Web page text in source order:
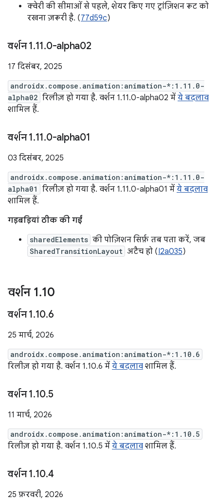
क्वेरी की सीमाओं से पहले, शेयर किए गए ट्रांज़िशन रूट को
रखना ज़रूरी है. (77d59c)
वर्शन 1.11.0-alpha02
17 दिसंबर, 2025
androidx.compose.animation:animation-*:1.11.0-
alpha02 रिलीज़ हो गया है. वर्शन 1.11.0-alpha02 में ये बदलाव
शामिल हैं.
वर्शन 1.11.0-alpha01
03 दिसंबर, 2025
androidx.compose.animation:animation-*:1.11.0-
alpha01
रिलीज़ हो गया है. वर्शन 1.11.0-alpha01 में ये बदलाव
शामिल हैं.
गड़बड़ियां ठीक की गईं
sharedElements की पोज़िशन सिर्फ़ तब पता करें, जब
SharedTransitionLayout अटैच हो (I2a035)
वर्शन 1.10
वर्शन 1.10.6
25 मार्च, 2026
androidx.compose.animation:animation-*:1.10.6
रिलीज़ हो गया है. वर्शन 1.10.6 में ये बदलाव शामिल हैं.
वर्शन 1.10.5
11 मार्च, 2026
androidx.compose.animation:animation-*:1.10.5
रिलीज़ हो गया है. वर्शन 1.10.5 में ये बदलाव शामिल हैं.
वर्शन 1.10.4
25 फ़रवरी, 2026